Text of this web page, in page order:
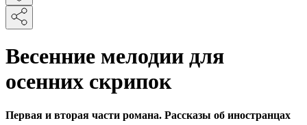
Весенние мелодии для
осенних скрипок
Первая и вторая части романа. Рассказы об иностранцах